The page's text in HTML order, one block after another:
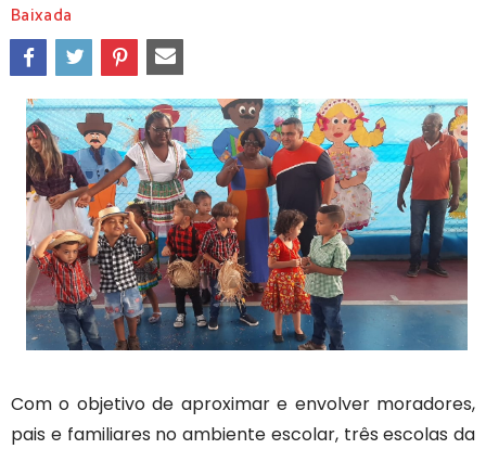
Baixada
Com o objetivo de aproximar e envolver moradores,
pais e familiares no ambiente escolar, três escolas da